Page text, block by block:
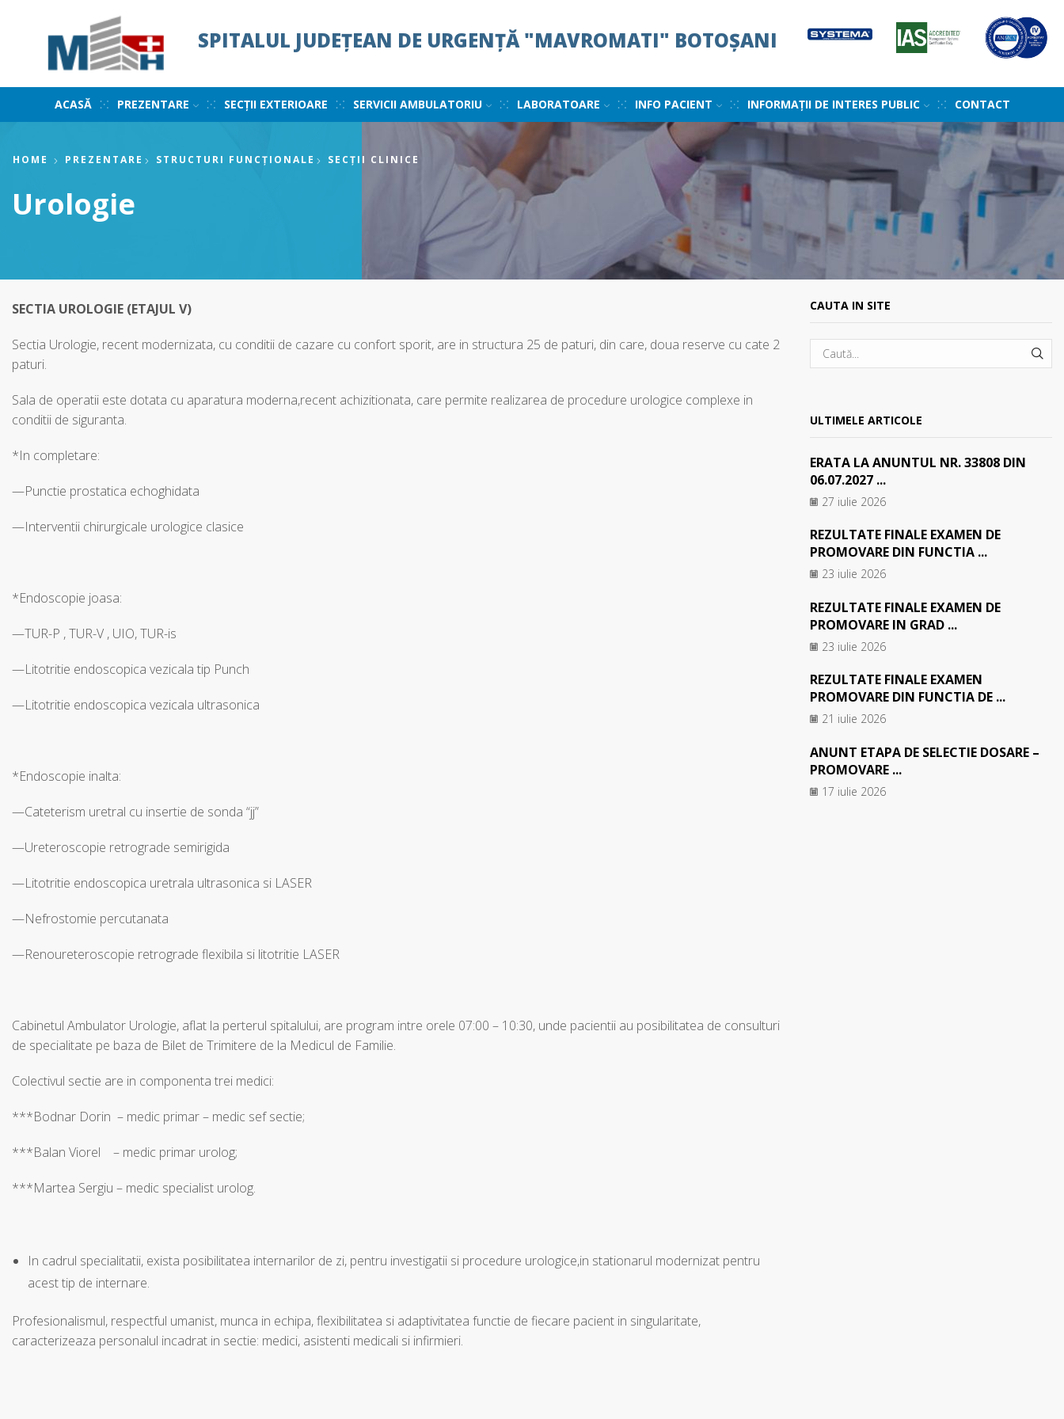
SPITALUL JUDEȚEAN DE URGENȚĂ "MAVROMATI" BOTOȘANI
ACASĂ PREZENTARE SECȚII EXTERIOARE SERVICII AMBULATORIU LABORATOARE INFO PACIENT INFORMAȚII DE INTERES PUBLIC CONTACT
HOME PREZENTARE STRUCTURI FUNCȚIONALE SECȚII CLINICE
Urologie
SECTIA UROLOGIE (ETAJUL V)
Sectia Urologie, recent modernizata, cu conditii de cazare cu confort sporit, are in structura 25 de paturi, din care, doua reserve cu cate 2
paturi.
Sala de operatii este dotata cu aparatura moderna,recent achizitionata, care permite realizarea de procedure urologice complexe in
conditii de siguranta.
*In completare:
—Punctie prostatica echoghidata
—Interventii chirurgicale urologice clasice
*Endoscopie joasa:
—TUR-P , TUR-V , UIO, TUR-is
—Litotritie endoscopica vezicala tip Punch
—Litotritie endoscopica vezicala ultrasonica
*Endoscopie inalta:
—Cateterism uretral cu insertie de sonda “jj”
—Ureteroscopie retrograde semirigida
—Litotritie endoscopica uretrala ultrasonica si LASER
—Nefrostomie percutanata
—Renoureteroscopie retrograde flexibila si litotritie LASER
Cabinetul Ambulator Urologie, aflat la perterul spitalului, are program intre orele 07:00 – 10:30, unde pacientii au posibilitatea de consulturi
de specialitate pe baza de Bilet de Trimitere de la Medicul de Familie.
Colectivul sectie are in componenta trei medici:
***Bodnar Dorin – medic primar – medic sef sectie;
***Balan Viorel – medic primar urolog;
***Martea Sergiu – medic specialist urolog.
In cadrul specialitatii, exista posibilitatea internarilor de zi, pentru investigatii si procedure urologice,in stationarul modernizat pentru
acest tip de internare.
Profesionalismul, respectful umanist, munca in echipa, flexibilitatea si adaptivitatea functie de fiecare pacient in singularitate,
caracterizeaza personalul incadrat in sectie: medici, asistenti medicali si infirmieri.
CAUTA IN SITE
ULTIMELE ARTICOLE
ERATA LA ANUNTUL NR. 33808 DIN
06.07.2027 ...
27 iulie 2026
REZULTATE FINALE EXAMEN DE
PROMOVARE DIN FUNCTIA ...
23 iulie 2026
REZULTATE FINALE EXAMEN DE
PROMOVARE IN GRAD ...
23 iulie 2026
REZULTATE FINALE EXAMEN
PROMOVARE DIN FUNCTIA DE ...
21 iulie 2026
ANUNT ETAPA DE SELECTIE DOSARE –
PROMOVARE ...
17 iulie 2026